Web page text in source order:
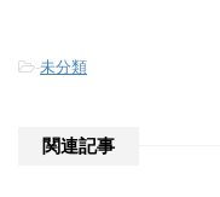
-未分類
関連記事